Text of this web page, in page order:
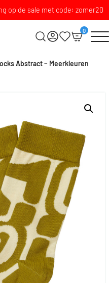
op de sale met code: zomer20
0
Abstract – Meerkleuren